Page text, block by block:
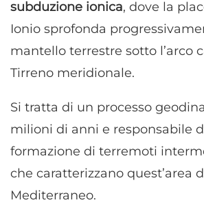
subduzione ionica, dove la
Ionio sprofonda
mantello terrestre sotto l’arco
Tirreno meridionale.
Si tratta di un processo
milioni di anni e responsabile
formazione di terremoti
che caratterizzano quest’area
Mediterraneo.